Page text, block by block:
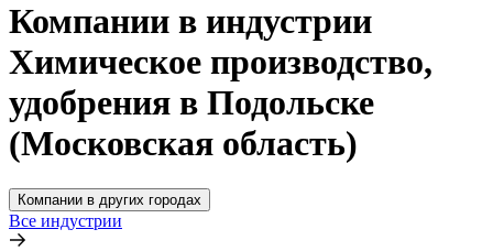
Компании в индустрии
Химическое производство,
удобрения в Подольске
(Московская область)
Компании в других городах
Все индустрии